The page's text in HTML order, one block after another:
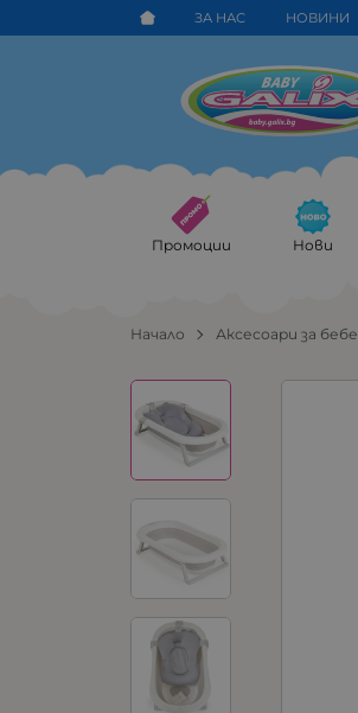
ЗА НАС НОВИНИ
Промоции Нови
Начало Аксесоари за бебе